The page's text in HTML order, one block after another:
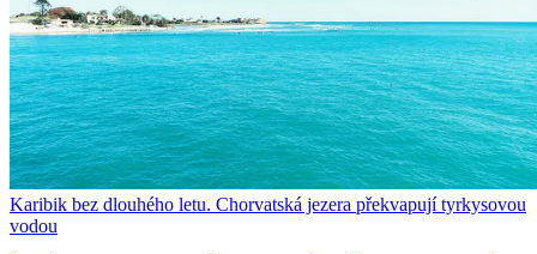
Karibik bez dlouhého letu. Chorvatská jezera překvapují tyrkysovou
vodou